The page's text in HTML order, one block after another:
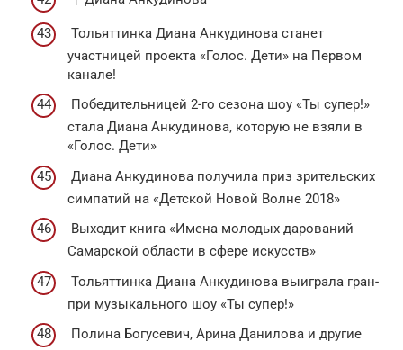
Тольяттинка Диана Анкудинова станет
участницей проекта «Голос. Дети» на Первом
канале!
Победительницей 2-го сезона шоу «Ты супер!»
стала Диана Анкудинова, которую не взяли в
«Голос. Дети»
Диана Анкудинова получила приз зрительских
симпатий на «Детской Новой Волне 2018»
Выходит книга «Имена молодых дарований
Самарской области в сфере искусств»
Тольяттинка Диана Анкудинова выиграла гран-
при музыкального шоу «Ты супер!»
Полина Богусевич, Арина Данилова и другие